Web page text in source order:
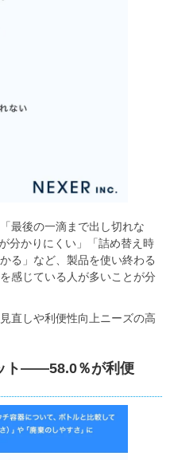
最後の一滴まで出し切れな
分かりにくい」「詰め替え時
る」など、製品を使い終わる
感じている人が多いことが分
直しや利便性向上ニーズの高
ト――58.0％が利便